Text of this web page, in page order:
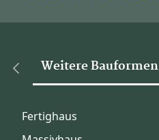
Weitere Bauformen
Fertighaus